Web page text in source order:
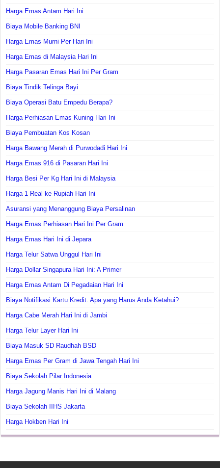
Harga Emas Antam Hari Ini
Biaya Mobile Banking BNI
Harga Emas Murni Per Hari Ini
Harga Emas di Malaysia Hari Ini
Harga Pasaran Emas Hari Ini Per Gram
Biaya Tindik Telinga Bayi
Biaya Operasi Batu Empedu Berapa?
Harga Perhiasan Emas Kuning Hari Ini
Biaya Pembuatan Kos Kosan
Harga Bawang Merah di Purwodadi Hari Ini
Harga Emas 916 di Pasaran Hari Ini
Harga Besi Per Kg Hari Ini di Malaysia
Harga 1 Real ke Rupiah Hari Ini
Asuransi yang Menanggung Biaya Persalinan
Harga Emas Perhiasan Hari Ini Per Gram
Harga Emas Hari Ini di Jepara
Harga Telur Satwa Unggul Hari Ini
Harga Dollar Singapura Hari Ini: A Primer
Harga Emas Antam Di Pegadaian Hari Ini
Biaya Notifikasi Kartu Kredit: Apa yang Harus Anda Ketahui?
Harga Cabe Merah Hari Ini di Jambi
Harga Telur Layer Hari Ini
Biaya Masuk SD Raudhah BSD
Harga Emas Per Gram di Jawa Tengah Hari Ini
Biaya Sekolah Pilar Indonesia
Harga Jagung Manis Hari Ini di Malang
Biaya Sekolah IIHS Jakarta
Harga Hokben Hari Ini